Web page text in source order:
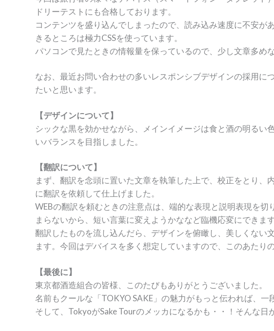
ドリーテストにも合格しております。
コンテンツを盛り込んでしまったので、読み込み速度に不安
きるところは極力CSSを使っています。
パソコンで見たときの情報量を保っているので、少し文章多め
なお、最近お問い合わせの多いレスポンシブデザインの採用
たいと思います。
【デザインについて】
シックな黒を効かせながら、メインイメージは食と酒の明る
いバランスを目指しました。
【翻訳について】
まず、翻訳を念頭に置いた文章を執筆した上で、校正をとり
に翻訳を依頼して仕上げました。
WEBの翻訳を頼むときの注意点は、端的な表現と説明表現を
まらないから、短い言葉に変えようかななど臨機応変にできま
翻訳したものを流し込んだら、デザインを俯瞰し、美しくない
ます。今回はデバイスを多く想定していますので、このあたり
【最後に】
東京都酒造組合の皆様、このたびもありがとうございました。
名前もクールな「TOKYO SAKE」の魅力がもっと伝われば、
そして、TokyoがSake Tourのメッカになるかも・・！そんな日